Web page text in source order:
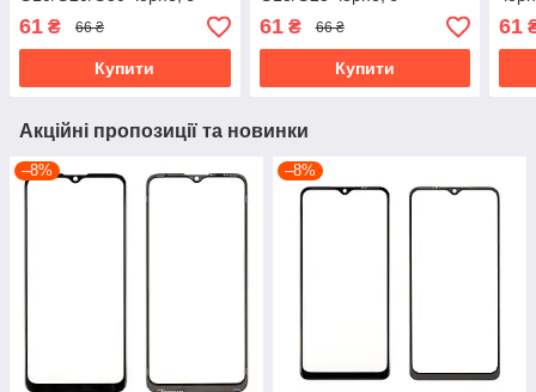
олеофобним покриттям,
загартоване
61 ₴ 66 ₴
Купити
олеофобним покриттям,
загартоване
61₴ 66 ₴
Купити
61
Акційні пропозиції та новинки
–8% –8%